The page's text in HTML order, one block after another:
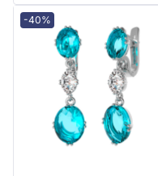
-40%